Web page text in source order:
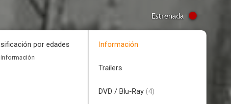
Estrenada
por edades Información
Trailers
DVD / Blu-Ray (4)